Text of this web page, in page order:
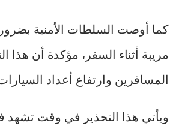
كما أوصت السلطات الأمنية
مريبة أثناء السفر، مؤكدة أن هذا
المسافرين وارتفاع أعداد
ويأتي هذا التحذير في وقت تشهد